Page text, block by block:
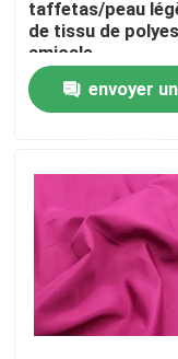
Tissu en nylon
Tissu en nylon
tissu de knit de
taffetas/peau
de tissu de
amicale
envoyer